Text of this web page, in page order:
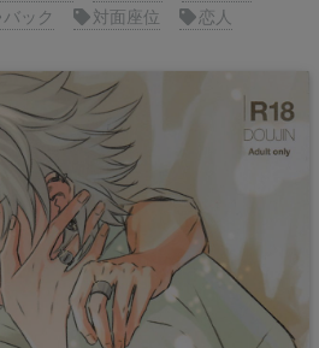
バック 対面座位
恋人